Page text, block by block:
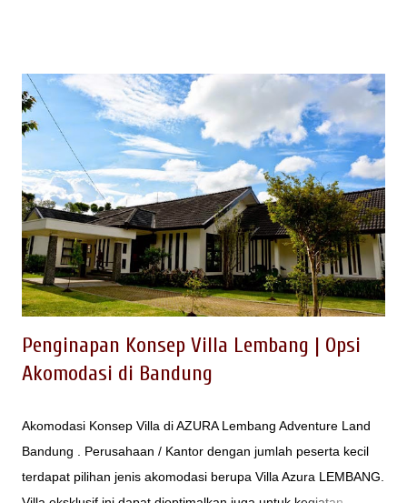
kegiatan sesuai 'core value' atau 'company value' Anda. Untuk
kegiatan Company Gathering tersedia beberapa paket : -
Outbound Company Gathering Tanpa Menginap - Outbound
Company Gathering Dengan Menginap di Lokasi - Outbound
Company Gathering Dengan Menginap di Hotel dekat Lokasi .
. . Info dan Reservasi Untuk Outbound Lembang, Paket
Outbound di Bandung, EO Gathering di Bandung, EO
Outbound di Bandung, Tempat Camping di Lembang Bandung,
Tempat Paintball di Bandung, Offroad di B...
Penginapan Konsep Villa Lembang | Opsi
Akomodasi di Bandung
Akomodasi Konsep Villa di AZURA Lembang Adventure Land
Bandung . Perusahaan / Kantor dengan jumlah peserta kecil
terdapat pilihan jenis akomodasi berupa Villa Azura LEMBANG.